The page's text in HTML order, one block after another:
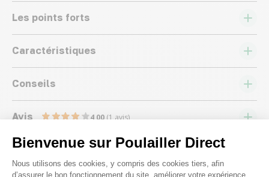
Bienvenue sur Poulailler Direct
Plateforme de Gestion du
Nous utilisons des cookies, y compris des cookies tiers, afin
d’assurer le bon fonctionnement du site, améliorer votre expérience
Les points forts
Caractéristiques
Conseils
Avis 4,00(1 avis)